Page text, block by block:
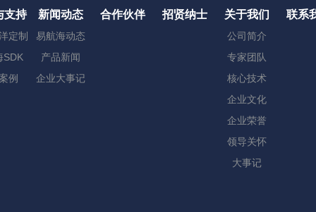
支持
定制
SDK
例
新闻动态
易航海动态
产品新闻
企业大事记
合作伙伴 招贤纳士 关于我们
公司简介
专家团队
核心技术
企业文化
企业荣誉
领导关怀
大事记
联系